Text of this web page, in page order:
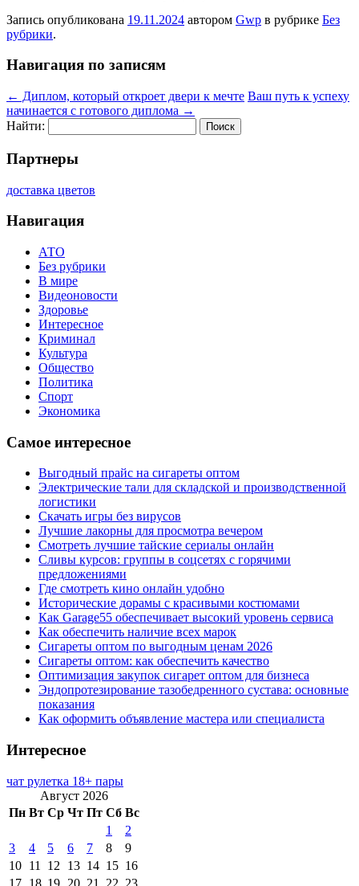
Запись опубликована 19.11.2024 автором Gwp в рубрике Без
рубрики.
Навигация по записям
← Диплом, который откроет двери к мечте Ваш путь к успеху
начинается с готового диплома →
Найти:
Партнеры
доставка цветов
Навигация
АТО
Без рубрики
В мире
Видеоновости
Здоровье
Интересное
Криминал
Культура
Общество
Политика
Спорт
Экономика
Самое интересное
Выгодный прайс на сигареты оптом
Электрические тали для складской и производственной
логистики
Скачать игры без вирусов
Лучшие лакорны для просмотра вечером
Смотреть лучшие тайские сериалы онлайн
Сливы курсов: группы в соцсетях с горячими
предложениями
Где смотреть кино онлайн удобно
Исторические дорамы с красивыми костюмами
Как Garage55 обеспечивает высокий уровень сервиса
Как обеспечить наличие всех марок
Сигареты оптом по выгодным ценам 2026
Сигареты оптом: как обеспечить качество
Оптимизация закупок сигарет оптом для бизнеса
Эндопротезирование тазобедренного сустава: основные
показания
Как оформить объявление мастера или специалиста
Интересное
чат рулетка 18+ пары
Август 2026
Пн Вт Ср Чт Пт Сб Вс
1
2
3
4 5 6 7 8
9
10 11 12 13 14 15 16
17 18 19 20 21 22 23